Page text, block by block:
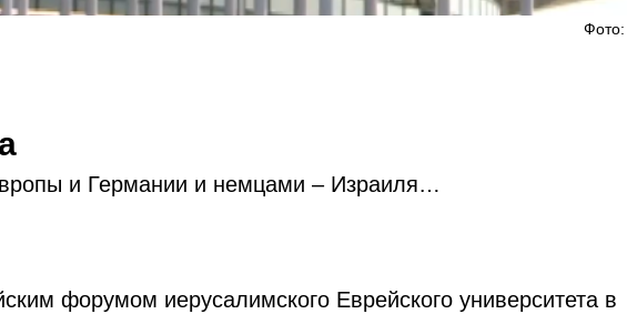
Фото:
и Германии и немцами – Израиля…
форумом иерусалимского Еврейского университета в